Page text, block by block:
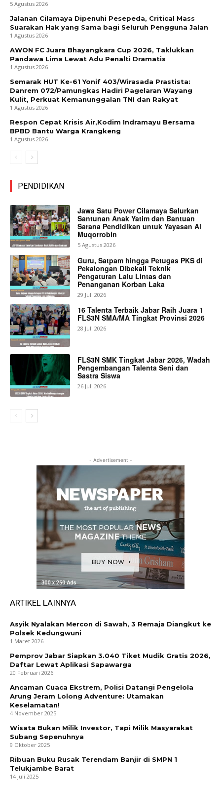
5 Agustus 2026
Jalanan Cilamaya Dipenuhi Pesepeda, Critical Mass
Suarakan Hak yang Sama bagi Seluruh Pengguna Jalan
1 Agustus 2026
AWON FC Juara Bhayangkara Cup 2026, Taklukkan
Pandawa Lima Lewat Adu Penalti Dramatis
1 Agustus 2026
Semarak HUT Ke-61 Yonif 403/Wirasada Prastista:
Danrem 072/Pamungkas Hadiri Pagelaran Wayang
Kulit, Perkuat Kemanunggalan TNI dan Rakyat
1 Agustus 2026
Respon Cepat Krisis Air,Kodim Indramayu Bersama
BPBD Bantu Warga Krangkeng
1 Agustus 2026
PENDIDIKAN
Jawa Satu Power Cilamaya Salurkan
Santunan Anak Yatim dan Bantuan
Sarana Pendidikan untuk Yayasan Al
Muqorrobin
5 Agustus 2026
Guru, Satpam hingga Petugas PKS di
Pekalongan Dibekali Teknik
Pengaturan Lalu Lintas dan
Penanganan Korban Laka
29 Juli 2026
16 Talenta Terbaik Jabar Raih Juara 1
FLS3N SMA/MA Tingkat Provinsi 2026
28 Juli 2026
FLS3N SMK Tingkat Jabar 2026, Wadah
Pengembangan Talenta Seni dan
Sastra Siswa
26 Juli 2026
- Advertisement -
ARTIKEL LAINNYA
Asyik Nyalakan Mercon di Sawah, 3 Remaja Diangkut ke
Polsek Kedungwuni
1 Maret 2026
Pemprov Jabar Siapkan 3.040 Tiket Mudik Gratis 2026,
Daftar Lewat Aplikasi Sapawarga
20 Februari 2026
Ancaman Cuaca Ekstrem, Polisi Datangi Pengelola
Arung Jeram Lolong Adventure: Utamakan
Keselamatan!
4 November 2025
Wisata Bukan Milik Investor, Tapi Milik Masyarakat
Subang Sepenuhnya
9 Oktober 2025
Ribuan Buku Rusak Terendam Banjir di SMPN 1
Telukjambe Barat
14 Juli 2025